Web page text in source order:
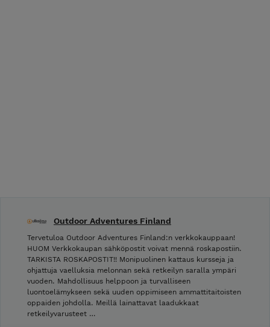
Outdoor Adventures Finland
Tervetuloa Outdoor Adventures Finland:n verkkokauppaan!
HUOM Verkkokaupan sähköpostit voivat mennä roskapostiin.
TARKISTA ROSKAPOSTIT!! Monipuolinen kattaus kursseja ja
ohjattuja vaelluksia melonnan sekä retkeilyn saralla ympäri
vuoden. Mahdollisuus helppoon ja turvalliseen
luontoelämykseen sekä uuden oppimiseen ammattitaitoisten
oppaiden johdolla. Meillä lainattavat laadukkaat
retkeilyvarusteet …